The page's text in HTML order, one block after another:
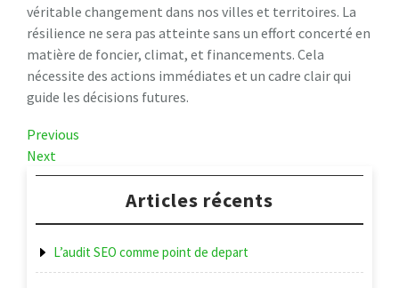
véritable changement dans nos villes et territoires. La
résilience ne sera pas atteinte sans un effort concerté en
matière de foncier, climat, et financements. Cela
nécessite des actions immédiates et un cadre clair qui
guide les décisions futures.
Navigation
de
l’article
Previous
Post
Previous
Next
Post
Next
Articles récents
L’audit SEO comme point de depart